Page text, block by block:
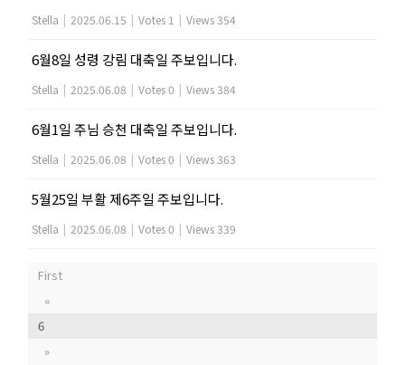
Stella | 2025.06.15 | Votes 1 | Views 354
6월8일 성령 강림 대축일 주보입니다.
Stella | 2025.06.08 | Votes 0 | Views 384
6월1일 주님 승천 대축일 주보입니다.
Stella | 2025.06.08 | Votes 0 | Views 363
5월25일 부활 제6주일 주보입니다.
Stella | 2025.06.08 | Votes 0 | Views 339
First
«
6
»